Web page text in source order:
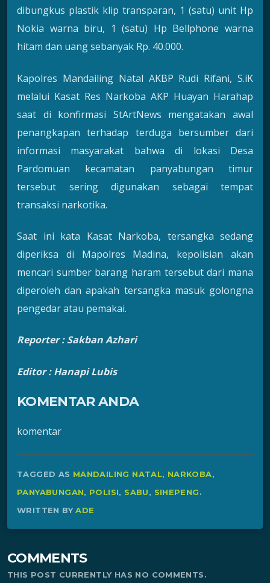
dibungkus plastik klip transparan, 1 (satu) unit Hp
Nokia warna biru, 1 (satu) Hp Bellphone warna
hitam dan uang sebanyak Rp. 40.000.
Kapolres Mandailing Natal AKBP Rudi Rifani, S.iK
melalui Kasat Res Narkoba AKP Huayan Harahap
saat di konfirmasi StArtNews mengatakan awal
penangkapan terhadap terduga bersumber dari
informasi masyarakat bahwa di lokasi Desa
Pardomuan kecamatan panyabungan timur
tersebut sering digunakan sebagai tempat
transaksi narkotika.
Saat ini kata Kasat Narkoba, tersangka sedang
diperiksa di Mapolres Madina, kepolisian akan
mencari sumber barang haram tersebut dari mana
diperoleh dan apakah tersangka masuk golongna
pengedar atau pemakai.
Reporter :Sakban Azhari
Editor : Hanapi Lubis
KOMENTAR ANDA
komentar
TAGGED AS MANDAILING NATAL, NARKOBA,
PANYABUNGAN, POLISI, SABU, SIHEPENG.
WRITTEN BYADE
COMMENTS
THIS POST CURRENTLY HAS NO COMMENTS.